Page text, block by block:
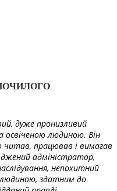
дуже пронизливий
освіченою людиною. Він
читав, працював і вимагав
адміністратор,
непохитний
здатним до